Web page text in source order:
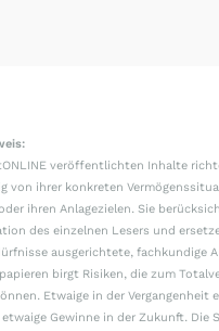
veröffentlichten Inhalte
von ihrer konkreten
ihren Anlagezielen. Sie
des einzelnen Lesers und
ausgerichtete, fachkundige
birgt Risiken, die zum
Etwaige in der Vergangenheit
etwaige Gewinne in der Zukunft. Die